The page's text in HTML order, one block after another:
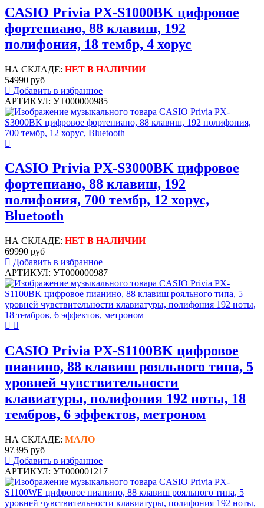
CASIO Privia PX-S1000BK цифровое
фортепиано, 88 клавиш, 192
полифония, 18 тембр, 4 хорус
НА СКЛАДЕ: НЕТ В НАЛИЧИИ
54990 руб
Добавить в избранное
АРТИКУЛ: УТ000000985
CASIO Privia PX-S3000BK цифровое
фортепиано, 88 клавиш, 192
полифония, 700 тембр, 12 хорус,
Bluetooth
НА СКЛАДЕ: НЕТ В НАЛИЧИИ
69990 руб
Добавить в избранное
АРТИКУЛ: УТ000000987
CASIO Privia PX-S1100BK цифровое
пианино, 88 клавиш рояльного типа, 5
уровней чувствительности
клавиатуры, полифония 192 ноты, 18
тембров, 6 эффектов, метроном
НА СКЛАДЕ: МАЛО
97395 руб
Добавить в избранное
АРТИКУЛ: УТ000001217